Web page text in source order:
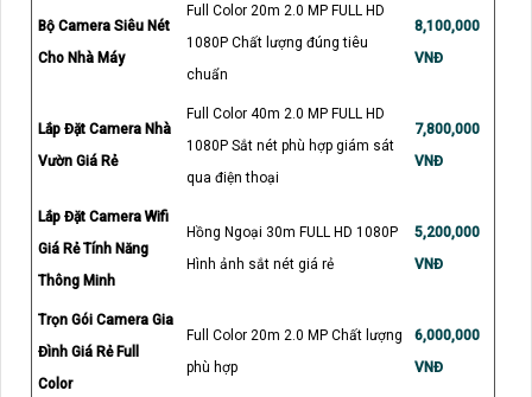
Bộ Camera Siêu Nét
Cho Nhà Máy
Full Color 20m 2.0 MP FULL HD
1080P Chất lượng đúng tiêu
chuẩn
8,100,000
VNĐ
Lắp Đặt Camera Nhà
Vườn Giá Rẻ
Full Color 40m 2.0 MP FULL HD
1080P Sắt nét phù hợp giám sát
qua điện thoại
7,800,000
VNĐ
Lắp Đặt Camera Wifi
Giá Rẻ Tính Năng
Thông Minh
Hồng Ngoại 30m FULL HD 1080P
Hình ảnh sắt nét giá rẻ
5,200,000
VNĐ
Trọn Gói Camera Gia
Đình Giá Rẻ Full
Color
Full Color 20m 2.0 MP Chất lượng
phù hợp
6,000,000
VNĐ